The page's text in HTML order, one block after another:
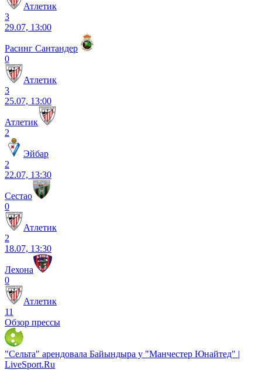
Атлетик
3
29.07, 13:00
Расинг Сантандер
0
Атлетик
3
25.07, 13:00
Атлетик
2
Эйбар
2
22.07, 13:30
Сестао
0
Атлетик
2
18.07, 13:30
Лехона
0
Атлетик
11
Обзор прессы
"Сельта" арендовала Байындыра у "Манчестер Юнайтед" |
LiveSport.Ru